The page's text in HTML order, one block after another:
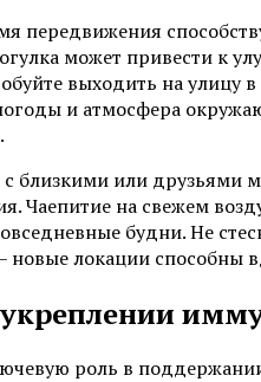
передвижения
может привести к
выходить на улицу
и атмосфера
близкими или друзьями
Чаепитие на свежем
будни. Не
локации способны
укреплении
роль в